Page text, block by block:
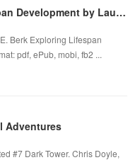
{epub download} Exploring Lifespan Development by Laura E. Berk
Berk Exploring Lifespan
pdf, ePub, mobi, fb2 ...
Adventures
#7 Dark Tower. Chris Doyle,